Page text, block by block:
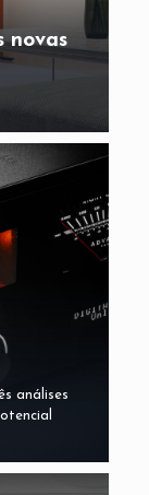
novas
análises